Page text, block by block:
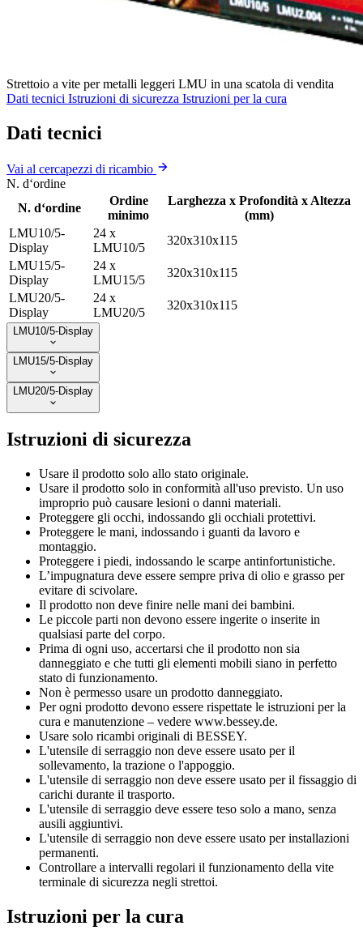
Strettoio a vite per metalli leggeri LMU in una scatola di vendita
Dati tecnici Istruzioni di sicurezza Istruzioni per la cura
Dati tecnici
Vai al cercapezzi di ricambio
N. d‘ordine
N. d‘ordine
Ordine
minimo
Larghezza x Profondità x Altezza
(mm)
LMU10/5-
Display
24 x
LMU10/5
320x310x115
LMU15/5-
Display
24 x
LMU15/5
320x310x115
LMU20/5-
Display
24 x
LMU20/5
320x310x115
LMU10/5-Display
LMU15/5-Display
LMU20/5-Display
Istruzioni di sicurezza
Usare il prodotto solo allo stato originale.
Usare il prodotto solo in conformità all'uso previsto. Un uso
improprio può causare lesioni o danni materiali.
Proteggere gli occhi, indossando gli occhiali protettivi.
Proteggere le mani, indossando i guanti da lavoro e
montaggio.
Proteggere i piedi, indossando le scarpe antinfortunistiche.
L’impugnatura deve essere sempre priva di olio e grasso per
evitare di scivolare.
Il prodotto non deve finire nelle mani dei bambini.
Le piccole parti non devono essere ingerite o inserite in
qualsiasi parte del corpo.
Prima di ogni uso, accertarsi che il prodotto non sia
danneggiato e che tutti gli elementi mobili siano in perfetto
stato di funzionamento.
Non è permesso usare un prodotto danneggiato.
Per ogni prodotto devono essere rispettate le istruzioni per la
cura e manutenzione – vedere www.bessey.de.
Usare solo ricambi originali di BESSEY.
L'utensile di serraggio non deve essere usato per il
sollevamento, la trazione o l'appoggio.
L'utensile di serraggio non deve essere usato per il fissaggio di
carichi durante il trasporto.
L'utensile di serraggio deve essere teso solo a mano, senza
ausili aggiuntivi.
L'utensile di serraggio non deve essere usato per installazioni
permanenti.
Controllare a intervalli regolari il funzionamento della vite
terminale di sicurezza negli strettoi.
Istruzioni per la cura